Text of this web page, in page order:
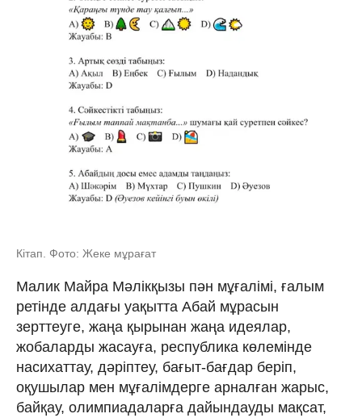
Кітап. Фото: Жеке мұрағат
Малик Майра Мәлікқызы пән мұғалімі, ғалым
ретінде алдағы уақытта Абай мұрасын
зерттеуге, жаңа қырынан жаңа идеялар,
жобаларды жасауға, республика көлемінде
насихаттау, дәріптеу, бағыт-бағдар беріп,
оқушылар мен мұғалімдерге арналған жарыс,
байқау, олимпиадаларға дайындауды мақсат,